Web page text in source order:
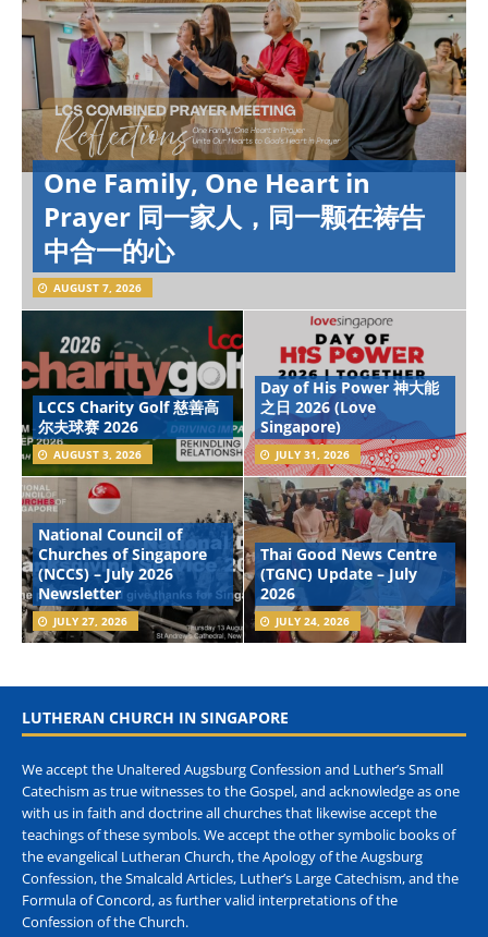
One Family, One Heart in
Prayer 同一家人，同一颗在祷告
中合一的心
AUGUST 7, 2026
LCCS Charity Golf 慈善高
尔夫球赛 2026
AUGUST 3, 2026
Day of His Power 神大能
之日 2026 (Love
Singapore)
JULY 31, 2026
National Council of
Churches of Singapore
(NCCS) – July 2026
Newsletter
JULY 27, 2026
Thai Good News Centre
(TGNC) Update – July
2026
JULY 24, 2026
LUTHERAN CHURCH IN SINGAPORE
We accept the Unaltered Augsburg Confession and Luther’s Small
Catechism as true witnesses to the Gospel, and acknowledge as one
with us in faith and doctrine all churches that likewise accept the
teachings of these symbols. We accept the other symbolic books of
the evangelical Lutheran Church, the Apology of the Augsburg
Confession, the Smalcald Articles, Luther’s Large Catechism, and the
Formula of Concord, as further valid interpretations of the
Confession of the Church.